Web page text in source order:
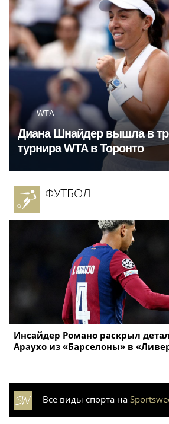
WTA
Диана Шнайдер вышла в
турнира WTA в Торонто
Инсайдер Романо раскрыл
Араухо из «Барселоны» в
ФУТБОЛ
Все виды спорта на